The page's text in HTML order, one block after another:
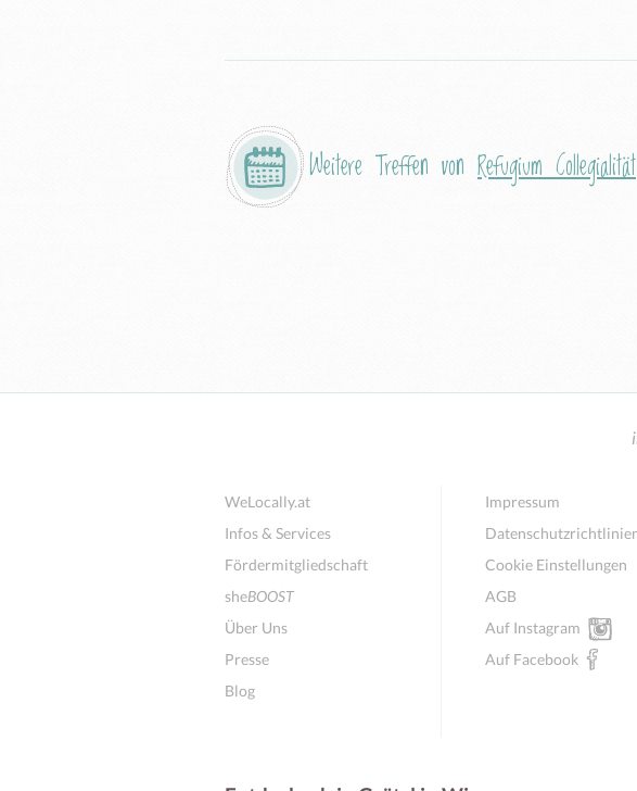
Weitere Treffen von Refugium Collegialität
WeLocally.at
Infos & Services
Fördermitgliedschaft
sheBOOST
Über Uns
Presse
Blog
Impressum
Cookie Einstellungen
AGB
Auf Instagram
Auf Facebook